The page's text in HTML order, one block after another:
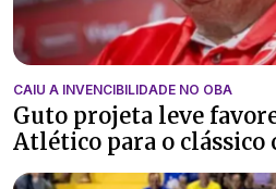
CAIU A INVENCIBILIDADE NO OBA
Guto projeta leve
Atlético para o clássico